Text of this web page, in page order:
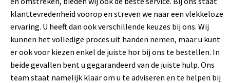
klanttevredenheid voorop en streven we naar een vlekkeloze
ervaring. U heeft dan ook verschillende keuzes bij ons. Wij
kunnen het volledige proces uit handen nemen, maar u kunt
er ook voor kiezen enkel de juiste hor bij ons te bestellen. In
beide gevallen bent u gegarandeerd van de juiste hulp. Ons
team staat namelijk klaar om u te adviseren en te helpen bij